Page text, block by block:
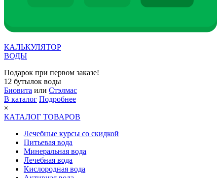
КАЛЬКУЛЯТОР
ВОДЫ
Подарок при первом заказе!
12 бутылок воды
Биовита или Стэлмас
В каталог Подробнее
×
КАТАЛОГ ТОВАРОВ
Лечебные курсы со скидкой
Питьевая вода
Минеральная вода
Лечебная вода
Кислородная вода